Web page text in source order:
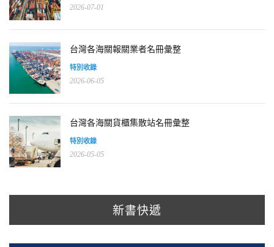
2026-07-01
台灣各海關報關業者名冊彙整
特別收錄
2026-06-05
台灣各海關貨櫃集散站名冊彙整
特別收錄
2026-05-05
新書快遞